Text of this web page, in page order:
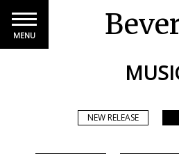
MENU
NEW RELEASE